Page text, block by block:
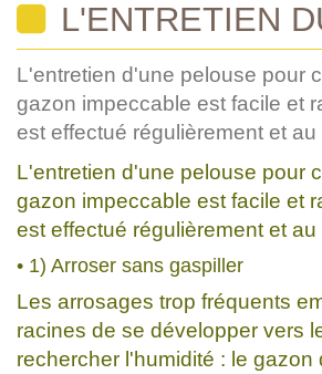
L'ENTRETIEN
L'entretien d'une pelouse pour
gazon impeccable est facile et
est effectué régulièrement et
L'entretien d'une pelouse pour
gazon impeccable est facile et
est effectué régulièrement et
• 1) Arroser sans gaspiller
Les arrosages trop fréquents
racines de se développer vers
rechercher l'humidité : le gazon